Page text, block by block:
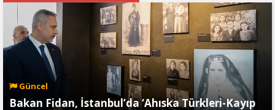
Güncel
Bakan Fidan, İstanbul’da ‘Ahıska Türkleri-Kayıp